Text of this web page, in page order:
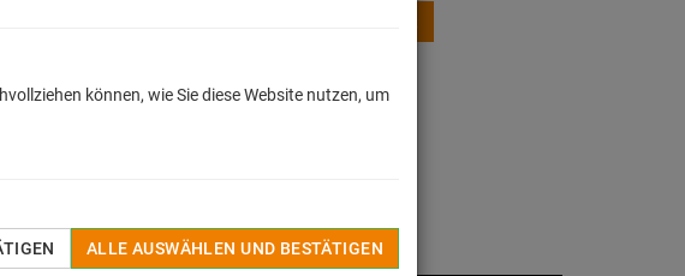
€
AUF DEN MERKZETTEL
können, wie Sie diese Website nutzen, um
ALLE AUSWÄHLEN UND BESTÄTIGEN